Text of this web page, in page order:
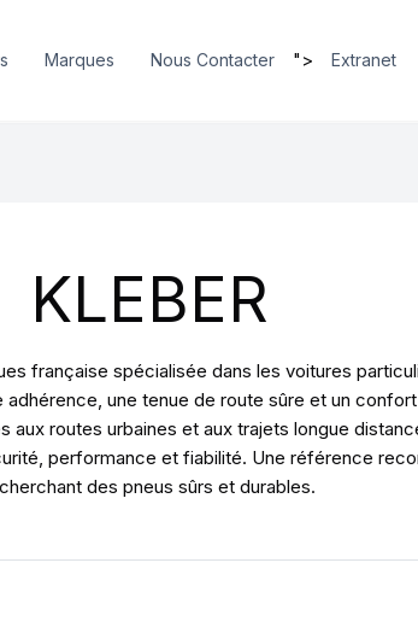
Marques Nous Contacter "> Extranet
KLEBER
française spécialisée dans les voitures
une tenue de route sûre et un
aux routes urbaines et aux trajets longue
performance et fiabilité. Une référence
des pneus sûrs et durables.